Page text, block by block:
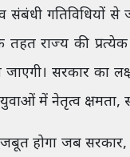
गतिविधियों से
राज्य की
सरकार का
में नेतृत्व क्षमता,
होगा जब